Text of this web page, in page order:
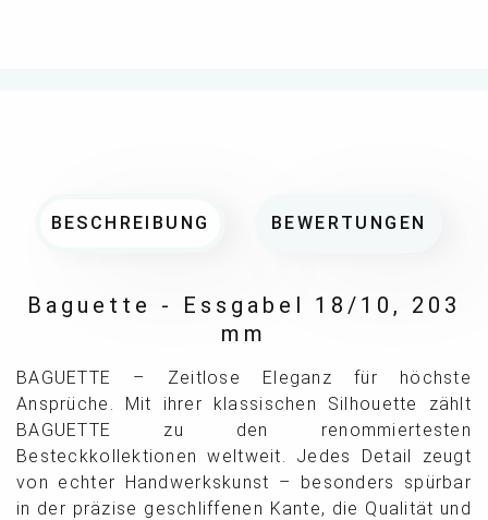
BESCHREIBUNG BEWERTUNGEN
Baguette - Essgabel 18/10, 203
mm
BAGUETTE – Zeitlose Eleganz für höchste
Ansprüche. Mit ihrer klassischen Silhouette zählt
BAGUETTE zu den renommiertesten
Besteckkollektionen weltweit. Jedes Detail zeugt
von echter Handwerkskunst – besonders spürbar
in der präzise geschliffenen Kante, die Qualität und